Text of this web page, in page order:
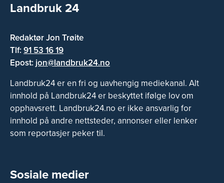
Landbruk 24
Redaktør Jon Trøite
Tlf:91 53 16 19
Epost: jon@landbruk24.no
Landbruk24 er en fri og uavhengig mediekanal. Alt
innhold på Landbruk24 er beskyttet ifølge lov om
opphavsrett. Landbruk24.no er ikke ansvarlig for
innhold på andre nettsteder, annonser eller lenker
som reportasjer peker til.
Sosiale medier